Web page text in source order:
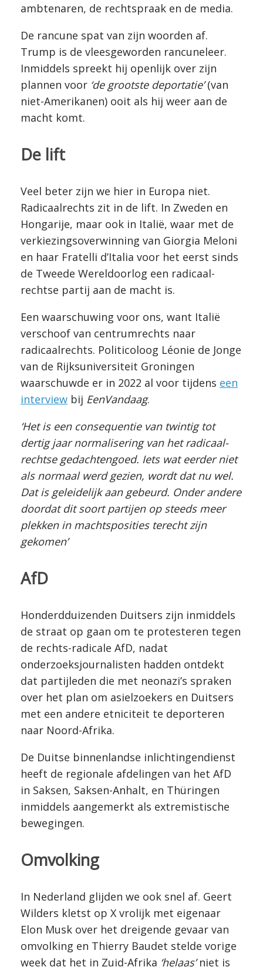
ambtenaren, de rechtspraak en de media.
De rancune spat van zijn woorden af.
Trump is de vleesgeworden rancuneleer.
Inmiddels spreekt hij openlijk over zijn
plannen voor ‘de grootste deportatie’(van
niet-Amerikanen) ooit als hij weer aan de
macht komt.
De lift
Veel beter zijn we hier in Europa niet.
Radicaalrechts zit in de lift. In Zweden en
Hongarije, maar ook in Italië, waar met de
verkiezingsoverwinning van Giorgia Meloni
en haar Fratelli d’Italia voor het eerst sinds
de Tweede Wereldoorlog een radicaal-
rechtse partij aan de macht is.
Een waarschuwing voor ons, want Italië
verschoof van centrumrechts naar
radicaalrechts. Politicoloog Léonie de Jonge
van de Rijksuniversiteit Groningen
waarschuwde er in 2022 al voor tijdens een
interview bij EenVandaag.
‘Het is een consequentie van twintig tot
dertig jaar normalisering van het radicaal-
rechtse gedachtengoed. Iets wat eerder niet
als normaal werd gezien, wordt dat nu wel.
Dat is geleidelijk aan gebeurd. Onder andere
doordat dit soort partijen op steeds meer
plekken in machtsposities terecht zijn
gekomen’
AfD
Honderdduizenden Duitsers zijn inmiddels
de straat op gaan om te protesteren tegen
de rechts-radicale AfD, nadat
onderzoeksjournalisten hadden ontdekt
dat partijleden die met neonazi’s spraken
over het plan om asielzoekers en Duitsers
met een andere etniciteit te deporteren
naar Noord-Afrika.
De Duitse binnenlandse inlichtingendienst
heeft de regionale afdelingen van het AfD
in Saksen, Saksen-Anhalt, en Thüringen
inmiddels aangemerkt als extremistische
bewegingen.
Omvolking
In Nederland glijden we ook snel af. Geert
Wilders kletst op X vrolijk met eigenaar
Elon Musk over het dreigende gevaar van
omvolking en Thierry Baudet stelde vorige
week dat het in Zuid-Afrika ‘helaas’niet is